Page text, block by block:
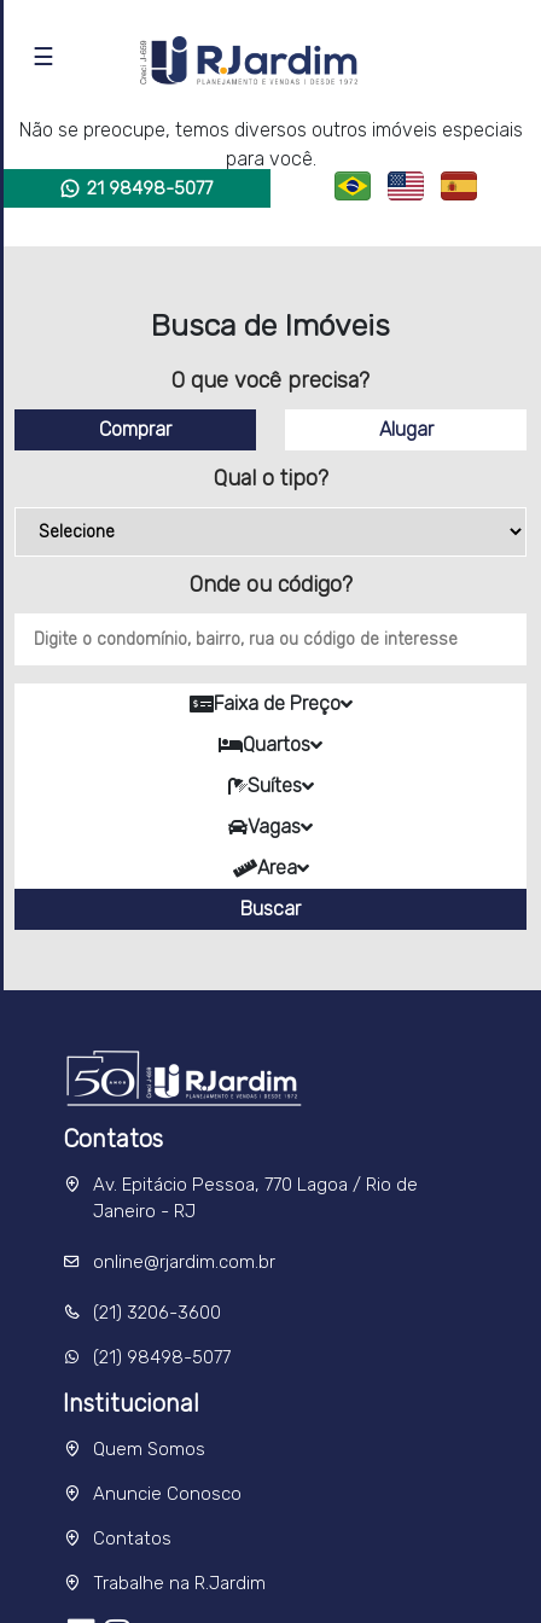
SOBRE
IMÓVEIS
PARA
LOCAÇÃO
AVALIAÇÃO
CONTATO
☰
21 98498-5077
Não encontramos o imóvel buscado.
Não se preocupe, temos diversos outros imóveis especiais
para você.
Busca de Imóveis
O que você precisa?
Comprar Alugar
Qual o tipo?
Onde ou código?
Faixa de Preço
Quartos
Suítes
Vagas
Area
Buscar
Contatos
Av. Epitácio Pessoa, 770 Lagoa / Rio de
Janeiro - RJ
online@rjardim.com.br
(21) 3206-3600
(21) 98498-5077
Institucional
Quem Somos
Anuncie Conosco
Contatos
Trabalhe na R.Jardim